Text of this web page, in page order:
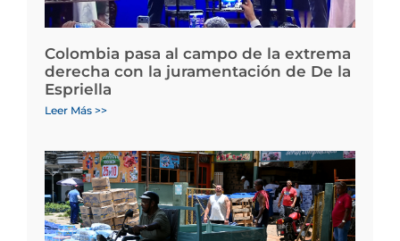
Colombia pasa al campo de la extrema
derecha con la juramentación de De la
Espriella
Leer Más >>